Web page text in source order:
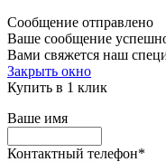
Сообщение отправлено
Ваше сообщение
Вами свяжется наш
Закрыть окно
Купить в 1 клик
Ваше имя
Контактный телефон*